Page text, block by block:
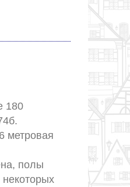
180
метровая
полы